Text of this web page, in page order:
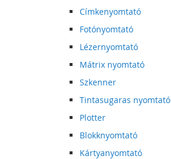
Címkenyomtató
Fotónyomtató
Lézernyomtató
Mátrix nyomtató
Szkenner
Tintasugaras nyomtató
Plotter
Blokknyomtató
Kártyanyomtató